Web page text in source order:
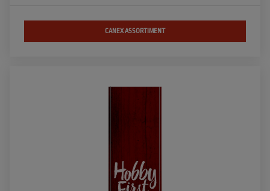
CANEX ASSORTIMENT